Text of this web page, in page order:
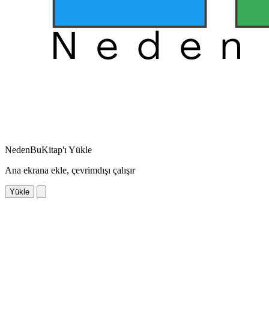
NedenBuKitap'ı Yükle
Ana ekrana ekle, çevrimdışı çalışır
Yükle